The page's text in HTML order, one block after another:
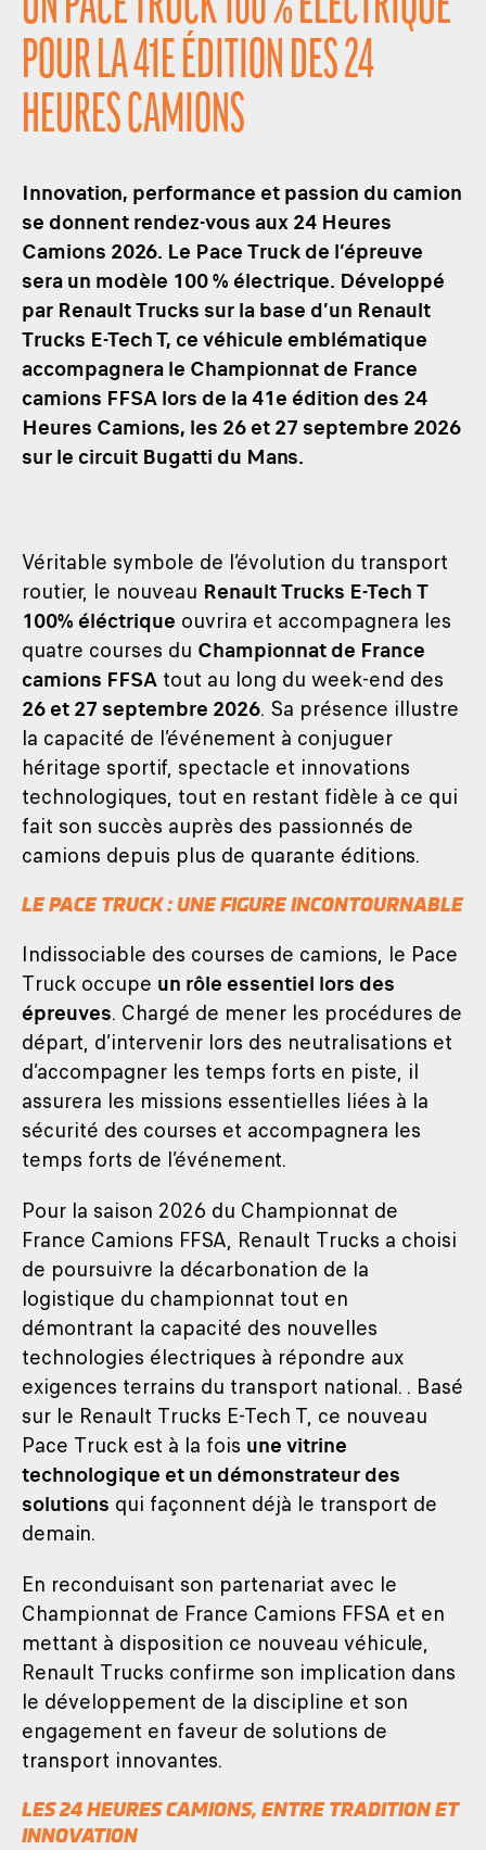
POUR LA 41E ÉDITION DES 24
HEURES CAMIONS
Innovation, performance et passion du camion
se donnent rendez-vous aux 24 Heures
Camions 2026. Le Pace Truck de l’épreuve
sera un modèle 100 % électrique. Développé
par Renault Trucks sur la base d’un Renault
Trucks E-Tech T, ce véhicule emblématique
accompagnera le Championnat de France
camions FFSA lors de la 41e édition des 24
Heures Camions, les 26 et 27 septembre 2026
sur le circuit Bugatti du Mans.
Véritable symbole de l’évolution du transport
routier, le nouveau Renault Trucks E-Tech T
100% éléctrique ouvrira et accompagnera les
quatre courses du Championnat de France
camions FFSA tout au long du week-end des
26 et 27 septembre 2026. Sa présence illustre
la capacité de l’événement à conjuguer
héritage sportif, spectacle et innovations
technologiques, tout en restant fidèle à ce qui
fait son succès auprès des passionnés de
camions depuis plus de quarante éditions.
LE PACE TRUCK : UNE FIGURE INCONTOURNABLE
Indissociable des courses de camions, le Pace
Truck occupe un rôle essentiel lors des
épreuves. Chargé de mener les procédures de
départ, d’intervenir lors des neutralisations et
d’accompagner les temps forts en piste, il
assurera les missions essentielles liées à la
sécurité des courses et accompagnera les
temps forts de l’événement.
Pour la saison 2026 du Championnat de
France Camions FFSA, Renault Trucks a choisi
de poursuivre la décarbonation de la
logistique du championnat tout en
démontrant la capacité des nouvelles
technologies électriques à répondre aux
exigences terrains du transport national. . Basé
sur le Renault Trucks E-Tech T, ce nouveau
Pace Truck est à la fois une vitrine
technologique et un démonstrateur des
solutions qui façonnent déjà le transport de
demain.
En reconduisant son partenariat avec le
Championnat de France Camions FFSA et en
mettant à disposition ce nouveau véhicule,
Renault Trucks confirme son implication dans
le développement de la discipline et son
engagement en faveur de solutions de
transport innovantes.
LES 24 HEURES CAMIONS, ENTRE TRADITION ET
INNOVATION